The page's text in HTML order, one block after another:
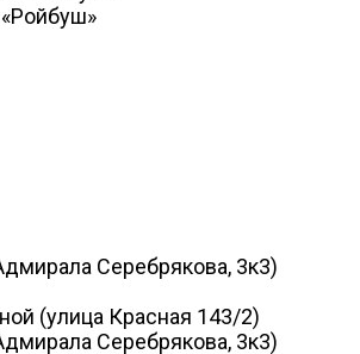
Серебрякова, 3к3)
(улица Красная 143/2)
Серебрякова, 3к3)